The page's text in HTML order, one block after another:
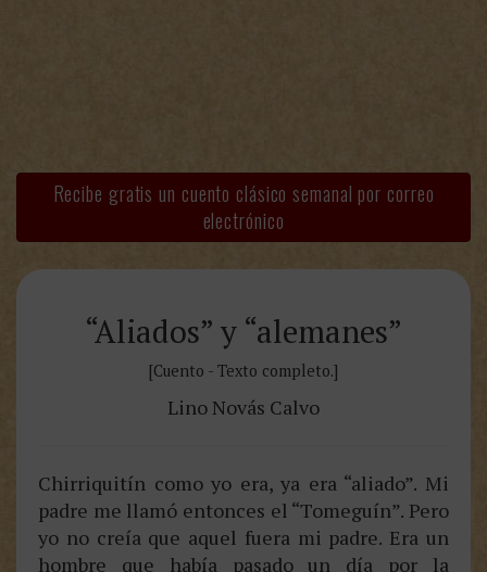
Recibe gratis un cuento clásico semanal por correo
electrónico
“Aliados” y “alemanes”
[Cuento - Texto completo.]
Lino Novás Calvo
Chirriquitín como yo era, ya era “aliado”. Mi
padre me llamó entonces el “Tomeguín”. Pero
yo no creía que aquel fuera mi padre. Era un
hombre que había pasado un día por la